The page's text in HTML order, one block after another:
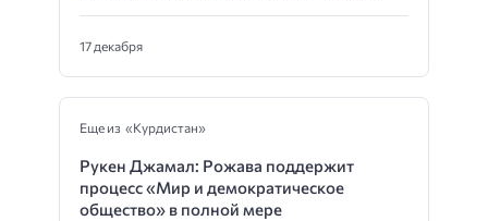
17 декабря
Еще из «Курдистан»
Рукен Джамал: Рожава поддержит
процесс «Мир и демократическое
общество» в полной мере